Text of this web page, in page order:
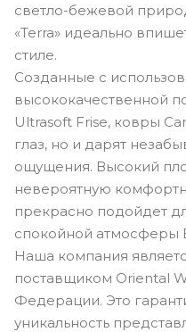
светло-бежевой
«Terra» идеально
стиле.
Созданные с
высококачественной
Ultrasoft Frise, ковры
глаз, но и дарят
ощущения. Высокий
невероятную
прекрасно подойдет
спокойной атмосферы
Наша компания
поставщиком Oriental
Федерации. Это
уникальность